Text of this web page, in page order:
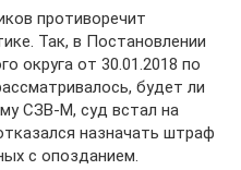
противоречит
Так, в Постановлении
округа от 30.01.2018 по
будет ли
СЗВ-М, суд встал на
назначать штраф
с опозданием.